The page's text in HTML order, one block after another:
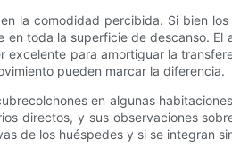
la comodidad percibida. Si bien
toda la superficie de descanso.
excelente para amortiguar la
pueden marcar la diferencia.
en algunas
directos, y sus observaciones
de los huéspedes y si se integran